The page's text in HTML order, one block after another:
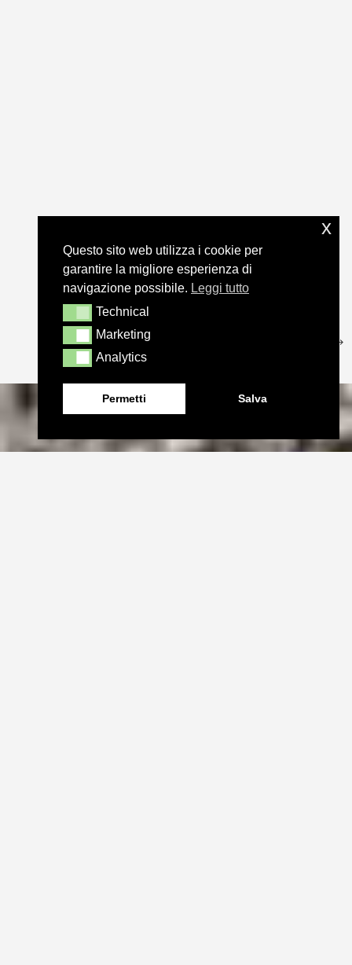
Questo sito web utilizza i cookie per
garantire la migliore esperienza di
navigazione possibile. Leggi tutto
TechnicalTechnical
MarketingMarketing
AnalyticsAnalytics
Permetti Salva
x